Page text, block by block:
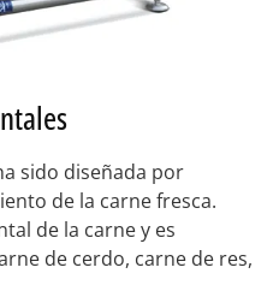
sido diseñada por
de la carne fresca.
de la carne y es
de cerdo, carne de res,